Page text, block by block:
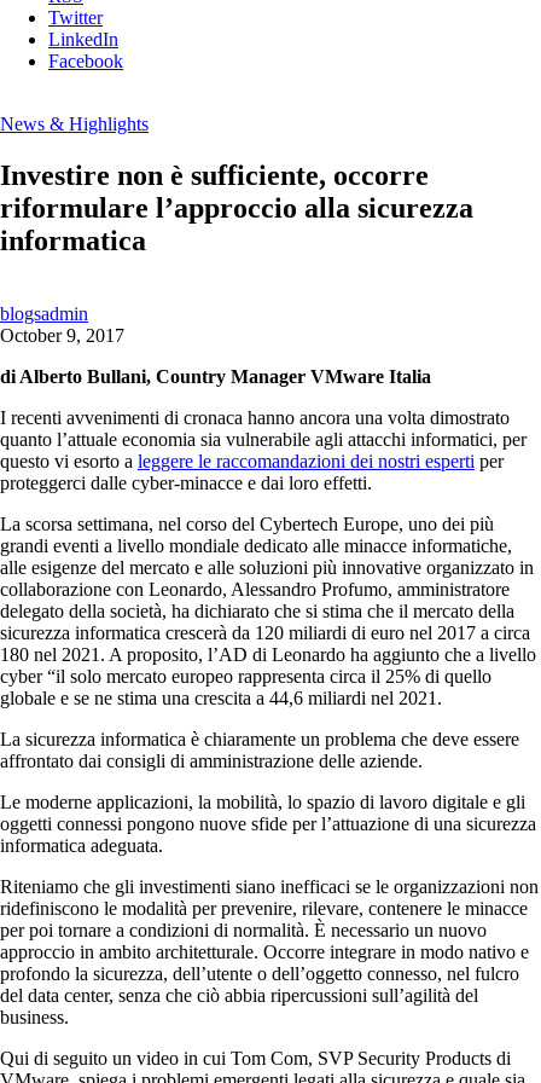
Twitter
LinkedIn
Facebook
News & Highlights
Investire non è sufficiente, occorre
riformulare l’approccio alla sicurezza
informatica
blogsadmin
October 9, 2017
di Alberto Bullani, Country Manager VMware Italia
I recenti avvenimenti di cronaca hanno ancora una volta dimostrato
quanto l’attuale economia sia vulnerabile agli attacchi informatici, per
questo vi esorto a leggere le raccomandazioni dei nostri esperti per
proteggerci dalle cyber-minacce e dai loro effetti.
La scorsa settimana, nel corso del Cybertech Europe, uno dei più
grandi eventi a livello mondiale dedicato alle minacce informatiche,
alle esigenze del mercato e alle soluzioni più innovative organizzato in
collaborazione con Leonardo, Alessandro Profumo, amministratore
delegato della società, ha dichiarato che si stima che il mercato della
sicurezza informatica crescerà da 120 miliardi di euro nel 2017 a circa
180 nel 2021. A proposito, l’AD di Leonardo ha aggiunto che a livello
cyber “il solo mercato europeo rappresenta circa il 25% di quello
globale e se ne stima una crescita a 44,6 miliardi nel 2021.
La sicurezza informatica è chiaramente un problema che deve essere
affrontato dai consigli di amministrazione delle aziende.
Le moderne applicazioni, la mobilità, lo spazio di lavoro digitale e gli
oggetti connessi pongono nuove sfide per l’attuazione di una sicurezza
informatica adeguata.
Riteniamo che gli investimenti siano inefficaci se le organizzazioni non
ridefiniscono le modalità per prevenire, rilevare, contenere le minacce
per poi tornare a condizioni di normalità. È necessario un nuovo
approccio in ambito architetturale. Occorre integrare in modo nativo e
profondo la sicurezza, dell’utente o dell’oggetto connesso, nel fulcro
del data center, senza che ciò abbia ripercussioni sull’agilità del
business.
Qui di seguito un video in cui Tom Com, SVP Security Products di